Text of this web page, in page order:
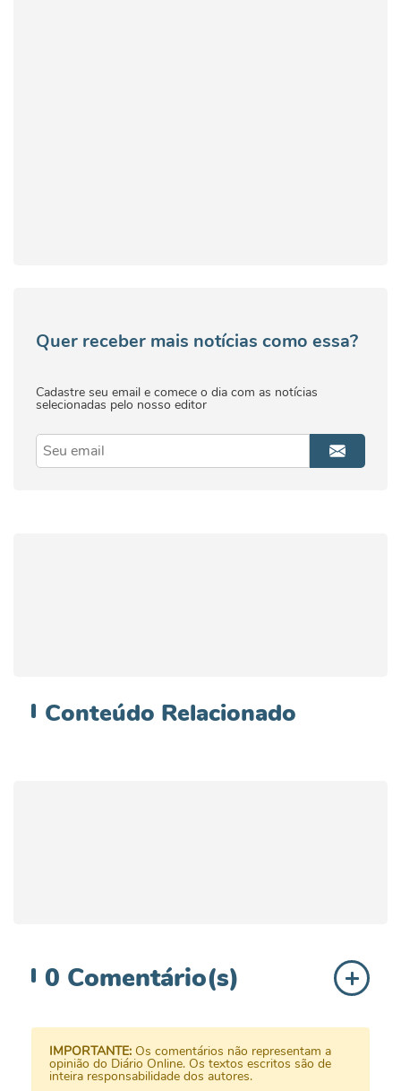
Quer receber mais notícias como essa?
Cadastre seu email e comece o dia com as notícias
selecionadas pelo nosso editor
Conteúdo Relacionado
0 Comentário(s)
IMPORTANTE: Os comentários não representam a
opinião do Diário Online. Os textos escritos são de
inteira responsabilidade dos autores.